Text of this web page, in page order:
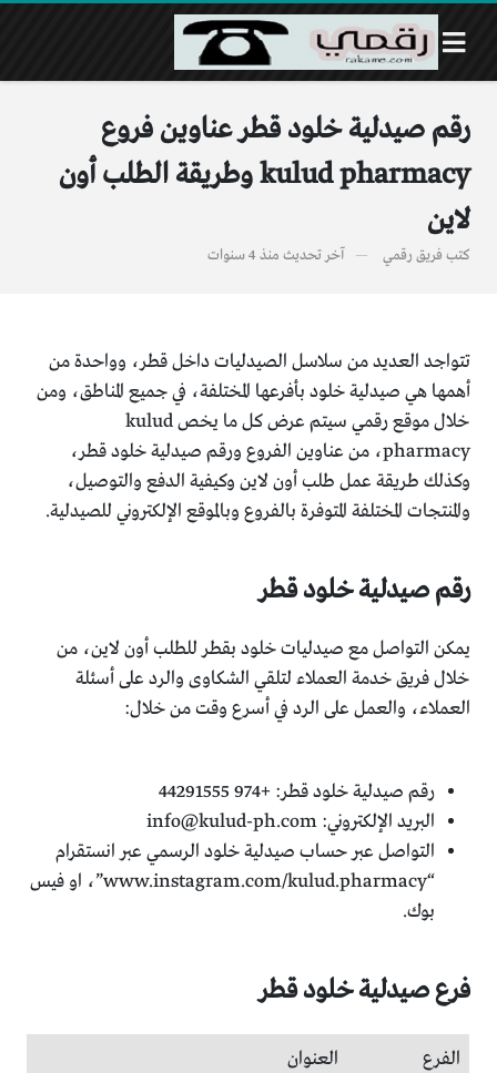
رقم صيدلية خلود قطر عناوين فروع
kulud pharmacy وطريقة الطلب أون
لاين
كتب فريق رقمي آخر تحديث منذ 4 سنوات
تتواجد العديد من سلاسل الصيدليات داخل قطر، وواحدة من
أهمها هي صيدلية خلود بأفرعها المختلفة، في جميع المناطق، ومن
خلال موقع رقمي سيتم عرض كل ما يخص kulud
pharmacy، من عناوين الفروع ورقم صيدلية خلود قطر،
وكذلك طريقة عمل طلب أون لاين وكيفية الدفع والتوصيل،
والمنتجات المختلفة المتوفرة بالفروع وبالموقع الإلكتروني للصيدلية.
رقم صيدلية خلود قطر
يمكن التواصل مع صيدليات خلود بقطر للطلب أون لاين، من
خلال فريق خدمة العملاء لتلقي الشكاوى والرد على أسئلة
العملاء، والعمل على الرد في أسرع وقت من خلال:
رقم صيدلية خلود قطر: +974 44291555
البريد الإلكتروني: info@kulud-ph.com
التواصل عبر حساب صيدلية خلود الرسمي عبر انستقرام
“www.instagram.com/kulud.pharmacy”، او فيس
بوك.
فرع صيدلية خلود قطر
الفرع العنوان